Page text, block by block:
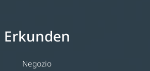
Erkunden
Negozio